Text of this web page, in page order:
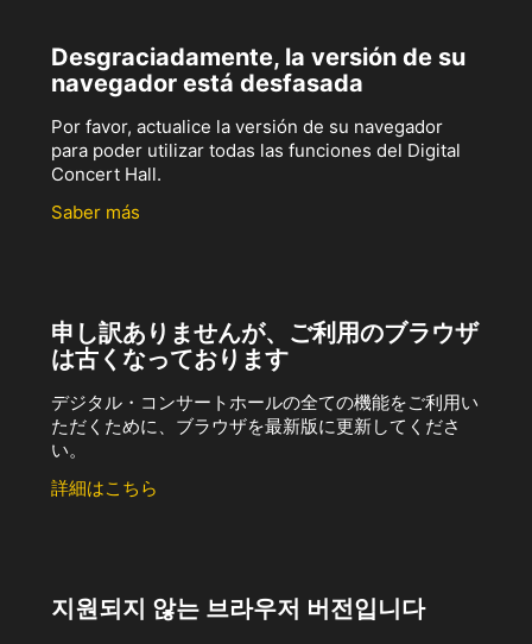
Desgraciadamente, la versión de su
navegador está desfasada
Por favor, actualice la versión de su navegador
para poder utilizar todas las funciones del Digital
Concert Hall.
Saber más
申し訳ありませんが、ご利用のブラウザ
は古くなっております
デジタル・コンサートホールの全ての機能をご利用い
ただくために、ブラウザを最新版に更新してくださ
い。
詳細はこちら
지원되지 않는 브라우저 버전입니다